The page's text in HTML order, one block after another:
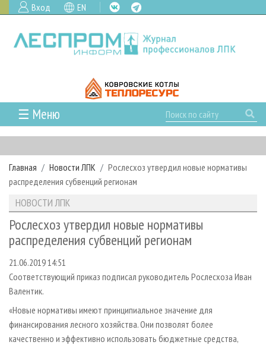
Вход EN
☰ Меню
ГЛАВНАЯ
РУБРИКИ И ТЕМЫ
РУБРИКИ ЖУРНАЛА
ЛЕСОЗАГОТОВКА
ЛЕСОПИЛЕНИЕ
СУШКА ДРЕВЕСИНЫ
ПРОИЗВОДСТВО ДРЕВЕСНЫХ ПЛИТ
ДЕРЕВЯННОЕ ДОМОСТРОЕНИЕ
ПРОИЗВОДСТВО МЕБЕЛИ
НОВОСТИ
НОВОСТИ ЛПК
НОВОСТИ ЖУРНАЛА
ПРОЕКТЫ ЛПИ
АНАЛИТИКА
ПРЕДПРИЯТИЯ ЛПК
ПЕРСОНЫ
МОБИЛЬНЫЕ ВЫСТАВКИ
ОФИЦИАЛЬНЫЕ ДЕЛЕГАЦИИ
ПРИОРИТЕТНЫЕ ИНВЕСТПРОЕКТЫ
АРХИВ ЖУРНАЛОВ
О ЖУРНАЛЕ
ПОДПИСКА
КОНТАКТЫ
РЕКЛАМОДАТЕЛЯМ
РЕКЛАМА
РЕКЛАМА НА САЙТЕ
Главная Новости ЛПК
Рослесхоз утвердил новые нормативы
распределения субвенций регионам
НОВОСТИ ЛПК
Рослесхоз утвердил новые нормативы
распределения субвенций регионам
21.06.2019 14:51
Соответствующий приказ подписал руководитель Рослесхоза Иван
Валентик.
«Новые нормативы имеют принципиальное значение для
финансирования лесного хозяйства. Они позволят более
качественно и эффективно использовать бюджетные средства,